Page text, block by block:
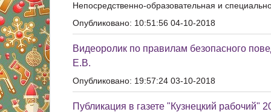
Непосредственно-образовательная и
Опубликовано: 10:51:56 04-10-2018
Видеоролик по правилам безопасного
Е.В.
Опубликовано: 19:57:24 03-10-2018
Публикация в газете "Кузнецкий